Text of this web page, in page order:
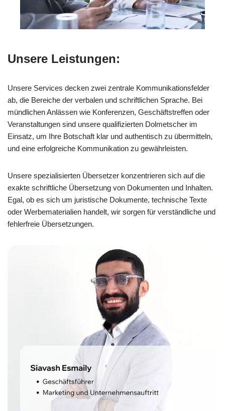
Unsere Leistungen:
Unsere Services decken zwei zentrale Kommunikationsfelder
ab, die Bereiche der verbalen und schriftlichen Sprache. Bei
mündlichen Anlässen wie Konferenzen, Geschäftstreffen oder
Veranstaltungen sind unsere qualifizierten Dolmetscher im
Einsatz, um Ihre Botschaft klar und authentisch zu übermitteln,
und eine erfolgreiche Kommunikation zu gewährleisten.
Unsere spezialisierten Übersetzer konzentrieren sich auf die
exakte schriftliche Übersetzung von Dokumenten und Inhalten.
Egal, ob es sich um juristische Dokumente, technische Texte
oder Werbematerialien handelt, wir sorgen für verständliche und
fehlerfreie Übersetzungen.